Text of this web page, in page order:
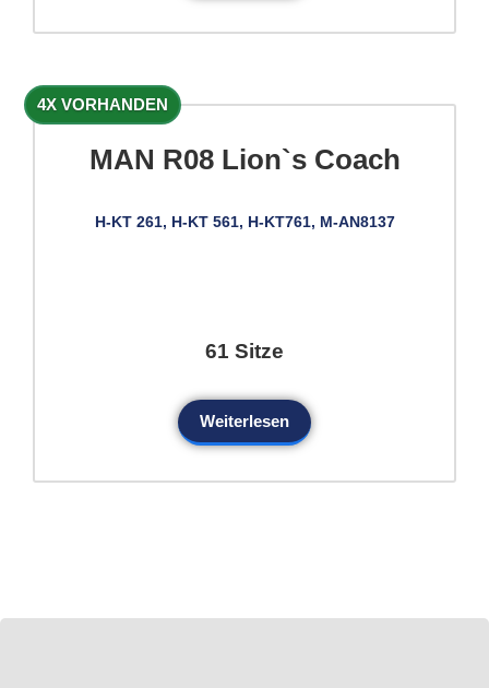
4X VORHANDEN
MAN R08 Lion`s Coach
H-KT 261, H-KT 561, H-KT761, M-AN8137
61 Sitze
Weiterlesen